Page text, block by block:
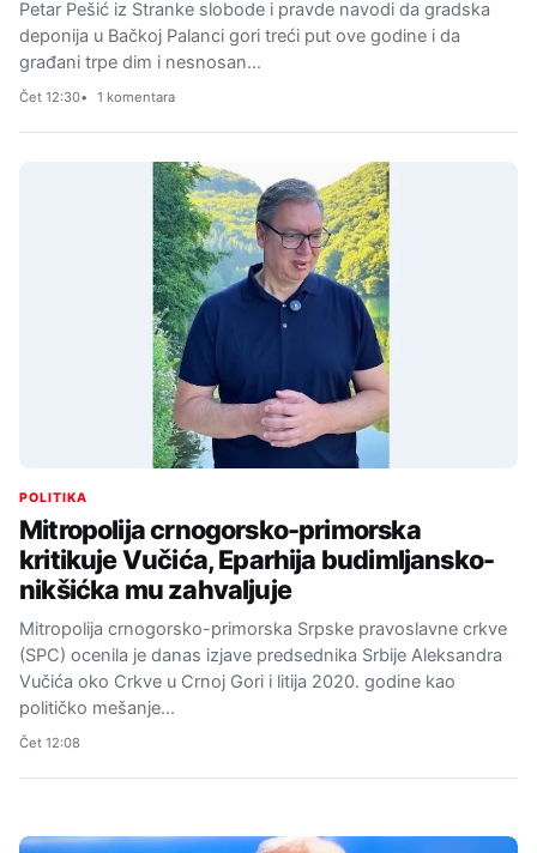
Petar Pešić iz Stranke slobode i pravde navodi da gradska
deponija u Bačkoj Palanci gori treći put ove godine i da
građani trpe dim i nesnosan…
Čet 12:30 1 komentara
POLITIKA
Mitropolija crnogorsko-primorska
kritikuje Vučića, Eparhija budimljansko-
nikšićka mu zahvaljuje
Mitropolija crnogorsko-primorska Srpske pravoslavne crkve
(SPC) ocenila je danas izjave predsednika Srbije Aleksandra
Vučića oko Crkve u Crnoj Gori i litija 2020. godine kao
političko mešanje…
Čet 12:08